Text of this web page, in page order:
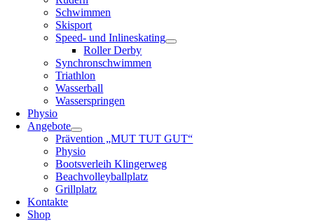
Schwimmen
Skisport
Speed- und Inlineskating
Roller Derby
Synchronschwimmen
Triathlon
Wasserball
Wasserspringen
Physio
Angebote
Prävention „MUT TUT GUT“
Physio
Bootsverleih Klingerweg
Beachvolleyballplatz
Grillplatz
Kontakte
Shop